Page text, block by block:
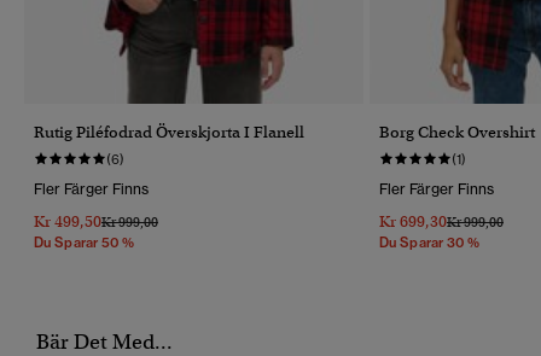
Rutig Piléfodrad Överskjorta I Flanell
(6)
Fler Färger Finns
Kr 499,50Pris Reducerat Från
Kr 999,00Till
Du Sparar 50 %
Borg Check Overshirt
(1)
Fler Färger Finns
Kr 699,30Pris Reducerat
Kr 999,00Till
Du Sparar 30 %
Bär Det Med...